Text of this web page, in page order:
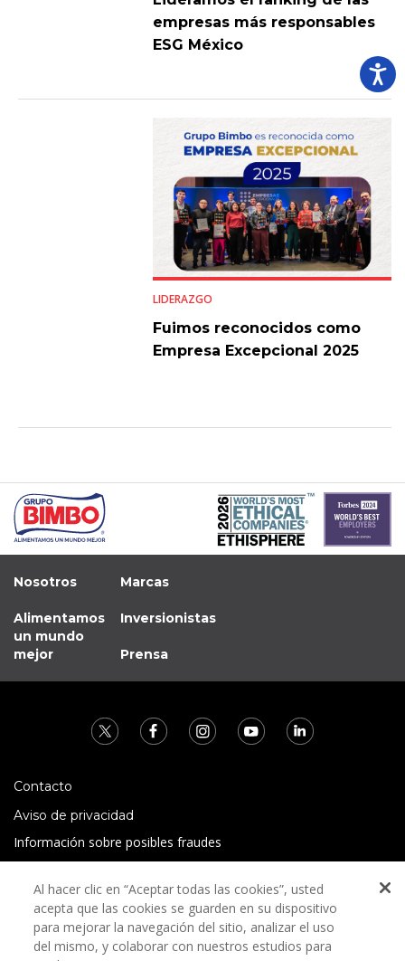
empresas más responsables
ESG México
LIDERAZGO
Fuimos reconocidos como
Empresa Excepcional 2025
Nosotros
Alimentamos
un mundo
mejor
Marcas
Inversionistas
Prensa
Contacto
Aviso de privacidad
Información sobre posibles fraudes
Términos y condiciones
Al hacer clic en “Aceptar todas las cookies”, usted
acepta que las cookies se guarden en su dispositivo
para mejorar la navegación del sitio, analizar el uso
del mismo, y colaborar con nuestros estudios para